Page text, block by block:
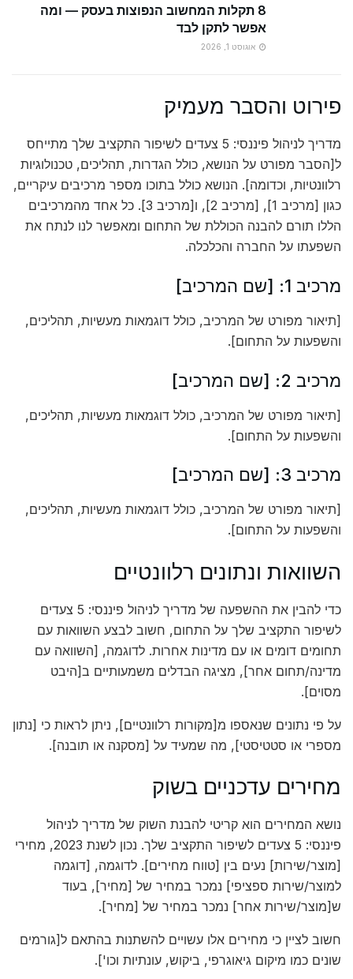
8 תקלות המחשוב הנפוצות בעסק — ומה
אפשר לתקן לבד
אוגוסט 1, 2026
פירוט והסבר מעמיק
מדריך לניהול פיננסי: 5 צעדים לשיפור התקציב שלך מתייחס
ל[הסבר מפורט על הנושא, כולל הגדרות, תהליכים, טכנולוגיות
רלוונטיות, וכדומה]. הנושא כולל בתוכו מספר מרכיבים עיקריים,
כגון [מרכיב 1], [מרכיב 2], ו[מרכיב 3]. כל אחד מהמרכיבים
הללו תורם להבנה הכוללת של התחום ומאפשר לנו לנתח את
השפעתו על החברה והכלכלה.
מרכיב 1: [שם המרכיב]
[תיאור מפורט של המרכיב, כולל דוגמאות מעשיות, תהליכים,
והשפעות על התחום].
מרכיב 2: [שם המרכיב]
[תיאור מפורט של המרכיב, כולל דוגמאות מעשיות, תהליכים,
והשפעות על התחום].
מרכיב 3: [שם המרכיב]
[תיאור מפורט של המרכיב, כולל דוגמאות מעשיות, תהליכים,
והשפעות על התחום].
השוואות ונתונים רלוונטיים
כדי להבין את ההשפעה של מדריך לניהול פיננסי: 5 צעדים
לשיפור התקציב שלך על התחום, חשוב לבצע השוואות עם
תחומים דומים או עם מדינות אחרות. לדוגמה, [השוואה עם
מדינה/תחום אחר], מציגה הבדלים משמעותיים ב[היבט
מסוים].
על פי נתונים שנאספו מ[מקורות רלוונטיים], ניתן לראות כי [נתון
מספרי או סטטיסטי], מה שמעיד על [מסקנה או תובנה].
מחירים עדכניים בשוק
נושא המחירים הוא קריטי להבנת השוק של מדריך לניהול
פיננסי: 5 צעדים לשיפור התקציב שלך. נכון לשנת 2023, מחירי
[מוצר/שירות] נעים בין [טווח מחירים]. לדוגמה, [דוגמה
למוצר/שירות ספציפי] נמכר במחיר של [מחיר], בעוד
ש[מוצר/שירות אחר] נמכר במחיר של [מחיר].
חשוב לציין כי מחירים אלו עשויים להשתנות בהתאם ל[גורמים
שונים כמו מיקום גיאוגרפי, ביקוש, עונתיות וכו'].